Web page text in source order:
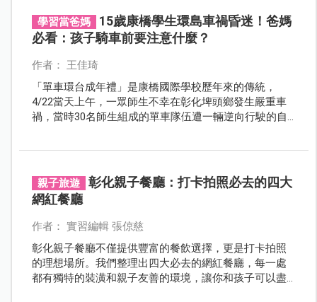
學習當爸媽
15歲康橋學生環島車禍昏迷！爸媽
必看：孩子騎車前要注意什麼？
作者： 王佳琦
「單車環台成年禮」是康橋國際學校歷年來的傳統，
4/22當天上午，一眾師生不幸在彰化埤頭鄉發生嚴重車
禍，當時30名師生組成的單車隊伍遭一輛逆向行駛的自
中，尚未脫離險境。
親子旅遊
彰化親子餐廳：打卡拍照必去的四大
網紅餐廳
作者： 實習編輯 張倞慈
彰化親子餐廳不僅提供豐富的餐飲選擇，更是打卡拍照
的理想場所。我們整理出四大必去的網紅餐廳，每一處
都有獨特的裝潢和親子友善的環境，讓你和孩子可以盡